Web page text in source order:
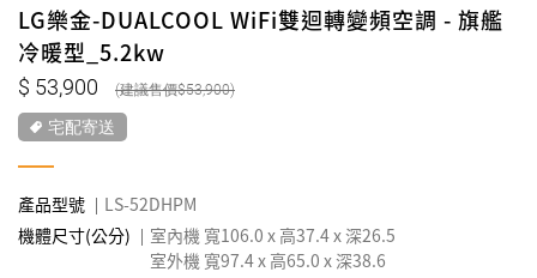
LG樂金-DUALCOOL WiFi雙迴轉變頻空調 - 旗艦
冷暖型_5.2kw
53,900 53,900
宅配寄送
產品型號
LS-52DHPM
機體尺寸(公分)
室內機 寬106.0 x 高37.4 x 深26.5
室外機 寬97.4 x 高65.0 x 深38.6